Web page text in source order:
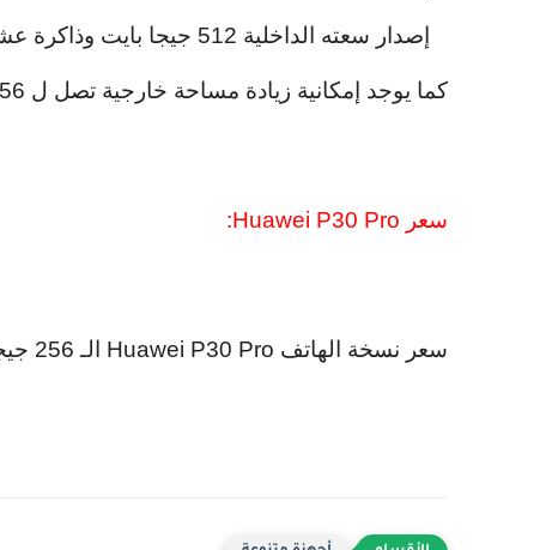
إصدار سعته الداخلية 512 جيجا بايت وذاكرة
كما يوجد إمكانية زيادة مساحة خارجية تصل ل
سعر Huawei P30 Pro
:
سعر نسخة الهاتف Huawei P30 Pro الـ 256 جيجا